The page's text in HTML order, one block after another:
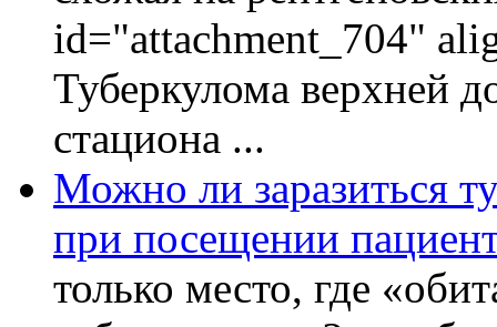
id="attachment_704"
Туберкулома верхней
стациона ...
Можно ли заразиться
при посещении
только место, где